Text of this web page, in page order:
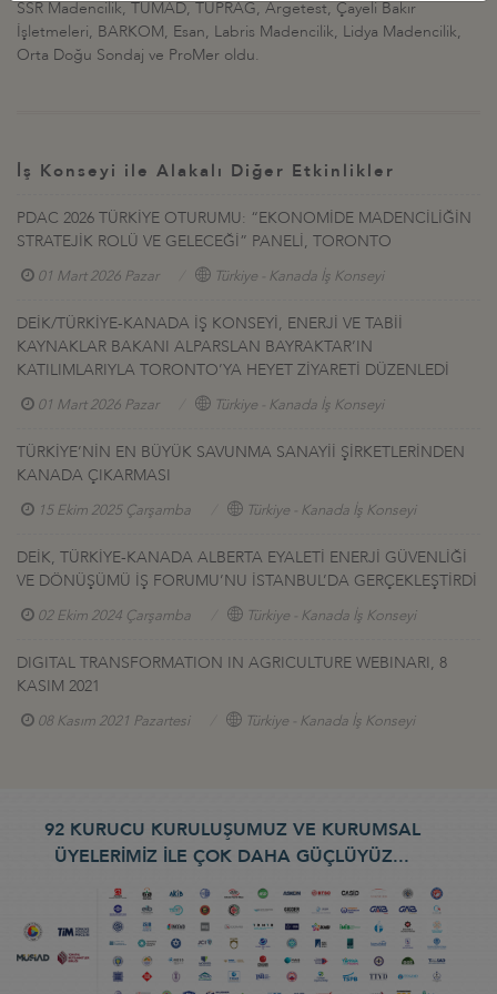
SSR Madencilik, TÜMAD, TÜPRAG, Argetest, Çayeli Bakır
İşletmeleri, BARKOM, Esan, Labris Madencilik, Lidya Madencilik,
Orta Doğu Sondaj ve ProMer oldu.
İş Konseyi ile Alakalı Diğer Etkinlikler
PDAC 2026 TÜRKİYE OTURUMU: “EKONOMİDE MADENCİLİĞİN
STRATEJİK ROLÜ VE GELECEĞİ” PANELİ, TORONTO
01 Mart 2026 Pazar Türkiye - Kanada İş Konseyi
DEİK/TÜRKİYE-KANADA İŞ KONSEYİ, ENERJİ VE TABİİ
KAYNAKLAR BAKANI ALPARSLAN BAYRAKTAR’IN
KATILIMLARIYLA TORONTO’YA HEYET ZİYARETİ DÜZENLEDİ
01 Mart 2026 Pazar Türkiye - Kanada İş Konseyi
TÜRKİYE’NİN EN BÜYÜK SAVUNMA SANAYİİ ŞİRKETLERİNDEN
KANADA ÇIKARMASI
15 Ekim 2025 Çarşamba Türkiye - Kanada İş Konseyi
DEİK, TÜRKİYE-KANADA ALBERTA EYALETİ ENERJİ GÜVENLİĞİ
VE DÖNÜŞÜMÜ İŞ FORUMU’NU İSTANBUL’DA GERÇEKLEŞTİRDİ
02 Ekim 2024 Çarşamba Türkiye - Kanada İş Konseyi
DIGITAL TRANSFORMATION IN AGRICULTURE WEBINARI, 8
KASIM 2021
08 Kasım 2021 Pazartesi Türkiye - Kanada İş Konseyi
92 KURUCU KURULUŞUMUZ VE KURUMSAL
ÜYELERİMİZ İLE ÇOK DAHA GÜÇLÜYÜZ...